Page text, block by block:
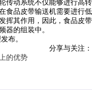
传动系统不仅能够进行高转
食品皮带输送机需要进行低
挥其作用，因此，食品皮带
器的组装中。
布。
分享与关注：
的优势